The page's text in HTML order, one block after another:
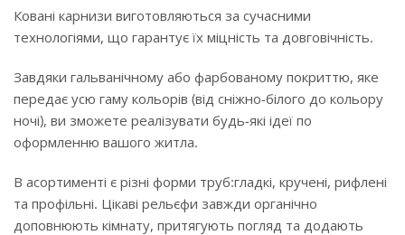
Ковані карнизи виготовляються за сучасними
технологіями, що гарантує їх міцність та довговічність.
Завдяки гальванічному або фарбованому покриттю, яке
передає усю гаму кольорів (від сніжно-білого до кольору
ночі), ви зможете реалізувати будь-які ідеї по
оформленню вашого житла.
В асортименті є різні форми труб:гладкі, кручені, рифлені
та профільні. Цікаві рельєфи завжди органічно
доповнюють кімнату, притягують погляд та додають